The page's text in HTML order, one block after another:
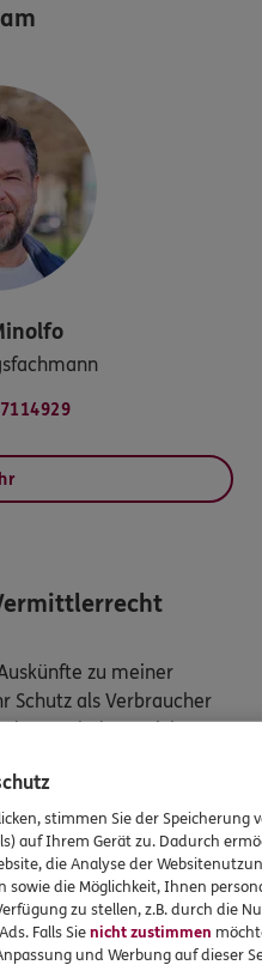
zu meiner
Schutz als Verbraucher
halten mich
ich Provision,
stimmen Sie der Speicherung
auf Ihrem Gerät zu. Dadurch
die Analyse der
sowie die Möglichkeit, Ihnen
zu stellen, z.B. durch die
Falls Sienicht zustimmen
und Werbung auf dieser